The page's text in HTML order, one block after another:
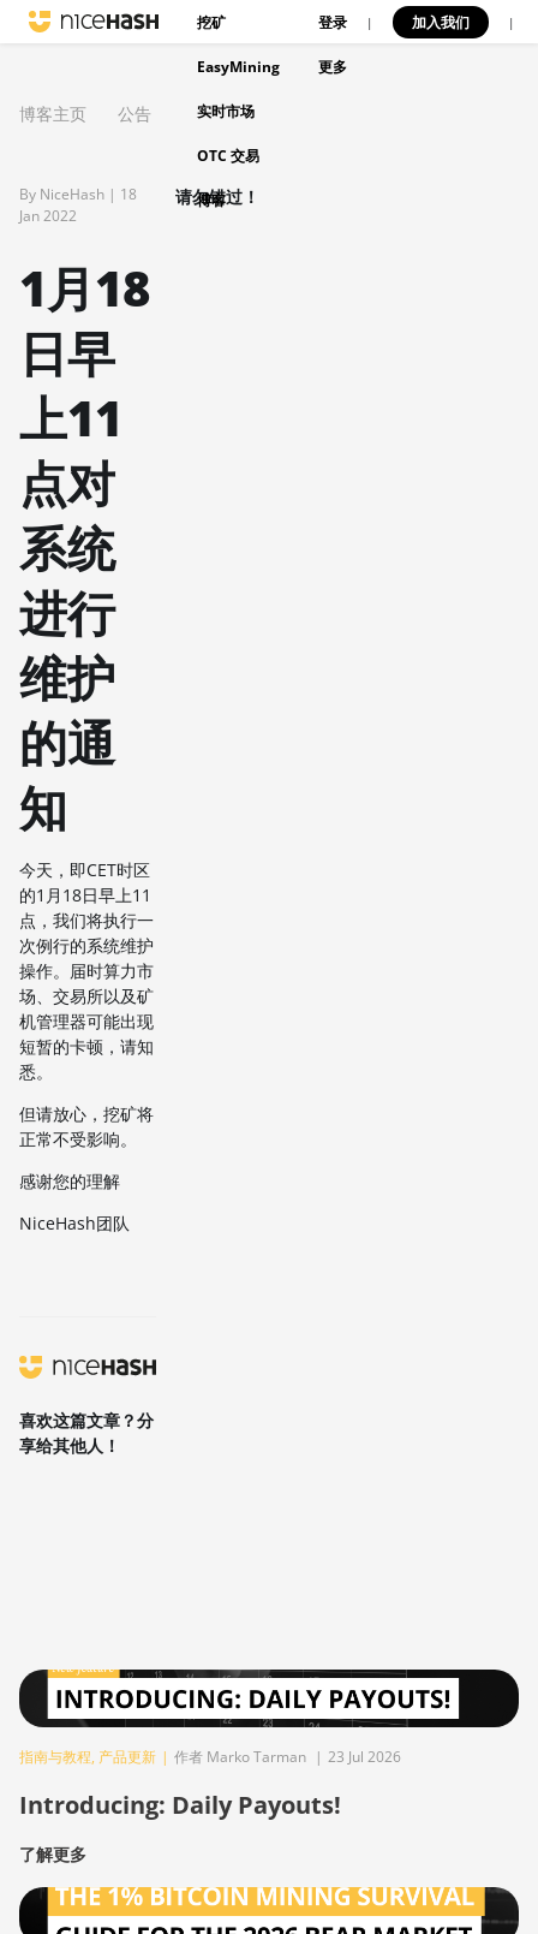
挖矿
EasyMining
实时市场
OTC 交易
博客
登录 | 加入我们 |
更多
博客主页 公告
By NiceHash | 18
Jan 2022
1月18
日早
上11
点对
系统
进行
维护
的通
知
今天，即CET时区
的1月18日早上11
点，我们将执行一
次例行的系统维护
操作。届时算力市
场、交易所以及矿
机管理器可能出现
短暂的卡顿，请知
悉。
但请放心，挖矿将
正常不受影响。
感谢您的理解
NiceHash团队
喜欢这篇文章？分
享给其他人！
请勿错过！
指南与教程, 产品更新 | 作者 Marko Tarman | 23 Jul 2026
Introducing: Daily Payouts!
了解更多